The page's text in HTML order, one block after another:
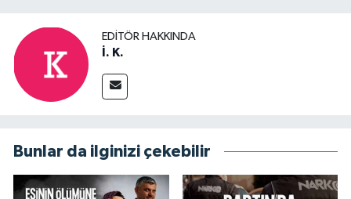
EDITÖR HAKKINDA
İ. K.
Bunlar da ilginizi çekebilir